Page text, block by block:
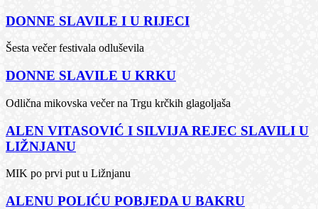
DONNE SLAVILE I U RIJECI
Šesta večer festivala odluševila
DONNE SLAVILE U KRKU
Odlična mikovska večer na Trgu krčkih glagoljaša
ALEN VITASOVIĆ I SILVIJA REJEC SLAVILI U
LIŽNJANU
MIK po prvi put u Ližnjanu
ALENU POLIĆU POBJEDA U BAKRU